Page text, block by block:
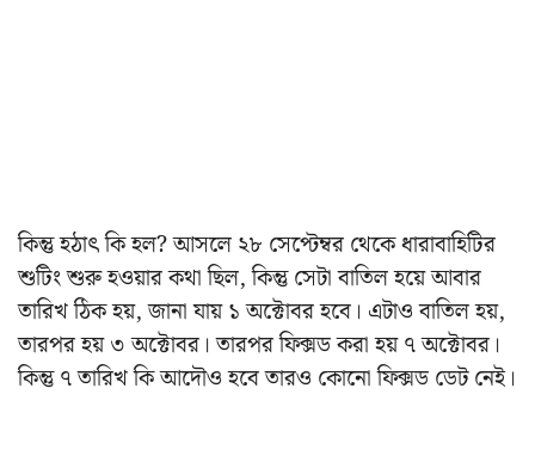
কিন্তু হঠাৎ কি হল? আসলে ২৮ সেপ্টেম্বর থেকে ধারাবাহিটির
শুটিং শুরু হওয়ার কথা ছিল, কিন্তু সেটা বাতিল হয়ে আবার
তারিখ ঠিক হয়, জানা যায় ১ অক্টোবর হবে। এটাও বাতিল হয়,
তারপর হয় ৩ অক্টোবর। তারপর ফিক্সড করা হয় ৭ অক্টোবর।
কিন্তু ৭ তারিখ কি আদৌও হবে তারও কোনো ফিক্সড ডেট নেই।